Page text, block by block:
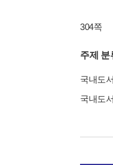
304쪽
주제 분
국내도
국내도